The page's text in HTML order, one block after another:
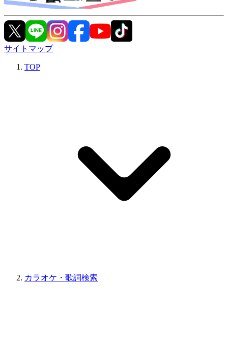
サイトマップ
TOP
カラオケ・歌詞検索